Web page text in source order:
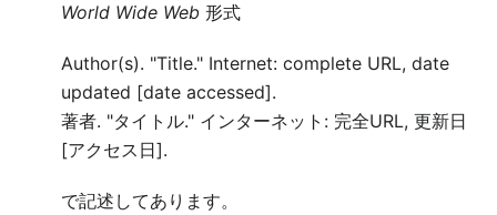
World Wide Web 形式
Author(s). "Title." Internet: complete URL, date
updated [date accessed].
著者. "タイトル." インターネット: 完全URL, 更新日
[アクセス日].
で記述してあります。